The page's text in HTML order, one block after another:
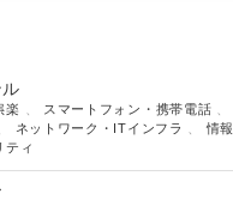
楽 スマートフォン・携帯電話
ネットワーク・ITインフラ 、情報
ティ